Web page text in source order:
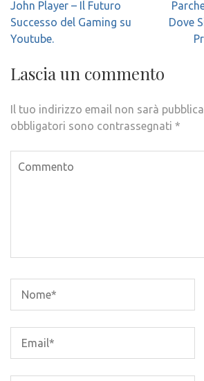
Navigazione
articoli
John Player – Il Futuro
Successo del Gaming su
Youtube.
Dove
Lascia un commento
Il tuo indirizzo email non sarà
obbligatori sono contrassegnati *